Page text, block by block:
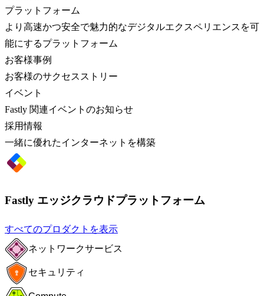
プラットフォーム
より高速かつ安全で魅力的なデジタルエクスペリエンスを可
能にするプラットフォーム
お客様事例
お客様のサクセスストリー
イベント
Fastly 関連イベントのお知らせ
採用情報
一緒に優れたインターネットを構築
Fastly エッジクラウドプラットフォーム
すべてのプロダクトを表示
ネットワークサービス
セキュリティ